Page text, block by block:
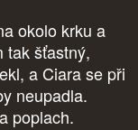
okolo krku a
tak šťastný,
a Ciara se při
neupadla.
poplach.